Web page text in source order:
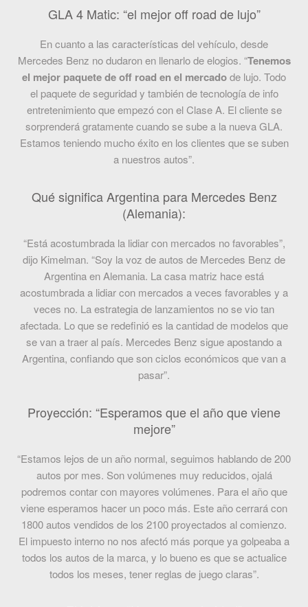
GLA 4 Matic: “el mejor off road de lujo”
En cuanto a las características del vehículo, desde
Mercedes Benz no dudaron en llenarlo de elogios. “Tenemos
el mejor paquete de off road en el mercadode lujo. Todo
el paquete de seguridad y también de tecnología de info
entretenimiento que empezó con el Clase A. El cliente se
sorprenderá gratamente cuando se sube a la nueva GLA.
Estamos teniendo mucho éxito en los clientes que se suben
a nuestros autos”.
Qué significa Argentina para Mercedes Benz
(Alemania):
“Está acostumbrada la lidiar con mercados no favorables”,
dijo Kimelman. “Soy la voz de autos de Mercedes Benz de
Argentina en Alemania. La casa matriz hace está
acostumbrada a lidiar con mercados a veces favorables y a
veces no. La estrategia de lanzamientos no se vio tan
afectada. Lo que se redefinió es la cantidad de modelos que
se van a traer al país. Mercedes Benz sigue apostando a
Argentina, confiando que son ciclos económicos que van a
pasar”.
Proyección: “Esperamos que el año que viene
mejore”
“Estamos lejos de un año normal, seguimos hablando de 200
autos por mes. Son volúmenes muy reducidos, ojalá
podremos contar con mayores volúmenes. Para el año que
viene esperamos hacer un poco más. Este año cerrará con
1800 autos vendidos de los 2100 proyectados al comienzo.
El impuesto interno no nos afectó más porque ya golpeaba a
todos los autos de la marca, y lo bueno es que se actualice
todos los meses, tener reglas de juego claras”.